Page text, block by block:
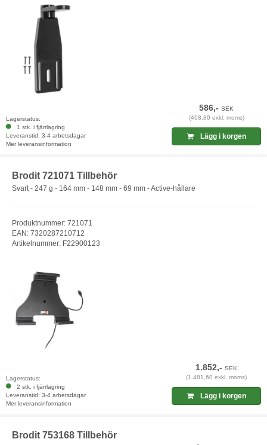
Lagerstatus:
1 stk. i fjärrlagring
Leveranstid: 3-4 arbetsdagar
Mer leveransinformation
586,-SEK
(468,80 exkl. moms)
Lägg i korgen
Brodit 721071 Tillbehör
Svart - 247 g - 164 mm - 148 mm - 69 mm - Active-hållare
Produktnummer: 721071
EAN: 7320287210712
Artikelnummer: F22900123
Lagerstatus:
2 stk. i fjärrlagring
Leveranstid: 3-4 arbetsdagar
Mer leveransinformation
1.852,-SEK
(1.481,60 exkl. moms)
Lägg i korgen
Brodit 753168 Tillbehör